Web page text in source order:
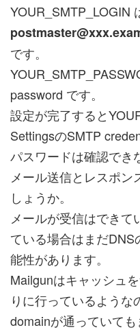
YOUR_SMTP_LOGIN
です。
password です。
設定が完了すると
SettingsのSMTP
パスワードは確認でき
メール送信とレスポ
しょうか。
メールが受信はでき
ている場合はまだ
能性があります。
Mailgunはキャッシュ
りに行っているような
domainが通っていて